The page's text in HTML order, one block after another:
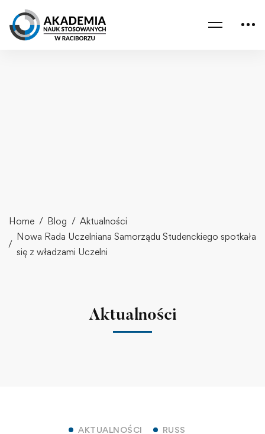
Home Blog
Aktualności
Nowa Rada Uczelniana Samorządu Studenckiego spotkała
się z władzami Uczelni
Aktualności
AKTUALNOŚCI RUSS